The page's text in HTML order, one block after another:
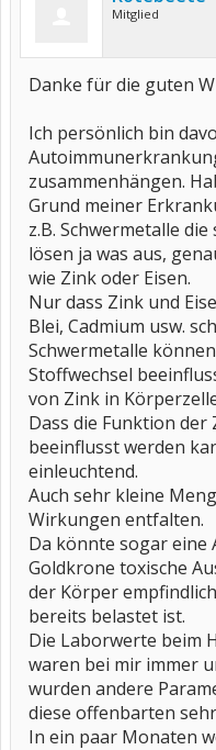
Mitglied
Danke für die guten
Ich persönlich bin
zusammenhängen.
Grund meiner
z.B. Schwermetalle
lösen ja was aus,
wie Zink oder Eisen.
Nur dass Zink und
Blei, Cadmium usw.
Schwermetalle
Stoffwechsel
von Zink in
Dass die Funktion der
beeinflusst werden
einleuchtend.
Auch sehr kleine
Wirkungen entfalten.
Da könnte sogar eine
Goldkrone toxische
der Körper
bereits belastet ist.
Die Laborwerte beim
waren bei mir immer
wurden andere
diese offenbarten
In ein paar Monaten